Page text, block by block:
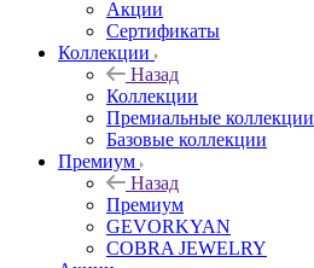
Акции
Сертификаты
Коллекции
Назад
Коллекции
Премиальные коллекции
Базовые коллекции
Премиум
Назад
Премиум
GEVORKYAN
COBRA JEWELRY